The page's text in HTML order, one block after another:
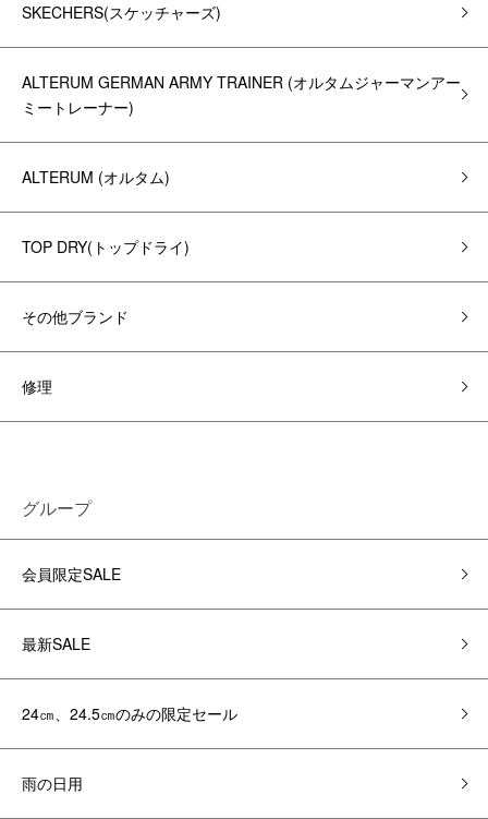
SKECHERS(スケッチャーズ)
ALTERUM GERMAN ARMY TRAINER (オルタムジャーマンアー
ミートレーナー)
ALTERUM (オルタム)
TOP DRY(トップドライ)
その他ブランド
修理
グループ
会員限定SALE
最新SALE
24㎝、24.5㎝のみの限定セール
雨の日用